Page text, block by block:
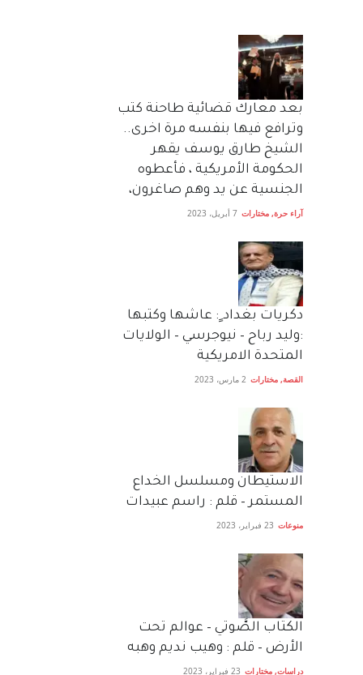
بعد معارك قضائية طاحنة كتب
وترافع فيها بنفسه مرة اخرى..
الشيخ طارق يوسف يقهر
الحكومة الأمريكية ، فأعطوه
الجنسية عن يد وهم صاغرون،
آراء حرة, مختارات 7 أبريل، 2023
دكريات بغداد ٍ: عاشها وكتبها
:وليد رباح – نيوجرسي – الولايات
المتحدة الامريكية
القصة, مختارات 2 مارس، 2023
الاستيطان ومسلسل الخداع
المستمر – قلم : راسم عبيدات
منوعات 23 فبراير، 2023
الكتاب الصَّوتي – عوالم تحت
الأرض – قلم : وهيب نديم وهبه
دراسات, مختارات 23 فبراير، 2023